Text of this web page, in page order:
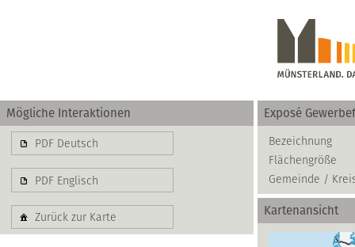
basierend auf
Mögliche Interaktionen
PDF Deutsch
PDF Englisch
Zurück zur Karte
Exposé
Bezeichnung
Flächengröße
Gemeinde /
Kartenansicht